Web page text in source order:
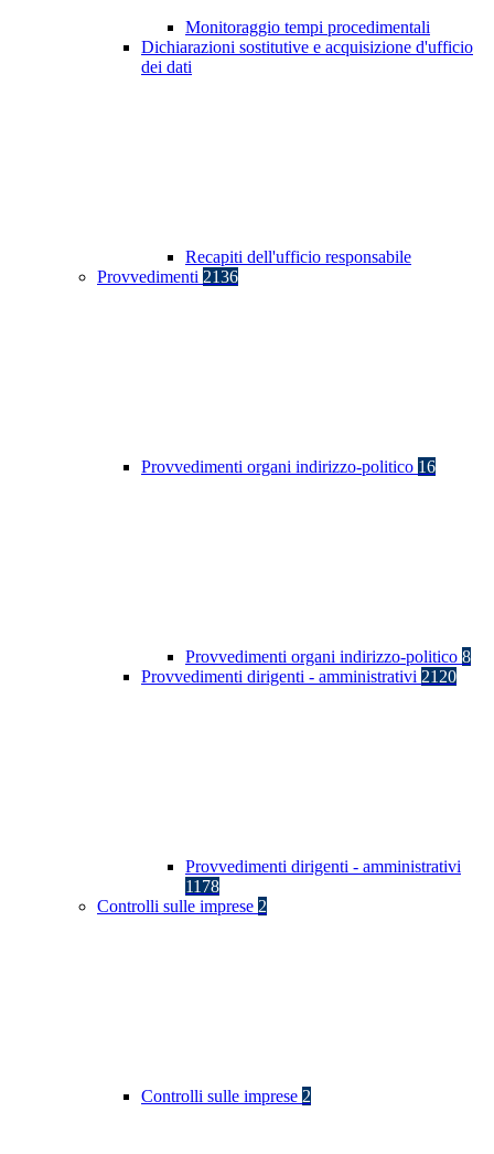
Monitoraggio tempi procedimentali
Dichiarazioni sostitutive e acquisizione d'ufficio
dei dati
Recapiti dell'ufficio responsabile
Provvedimenti 2136
Provvedimenti organi indirizzo-politico 16
Provvedimenti organi indirizzo-politico 8
Provvedimenti dirigenti - amministrativi 2120
Provvedimenti dirigenti - amministrativi
1178
Controlli sulle imprese 2
Controlli sulle imprese 2